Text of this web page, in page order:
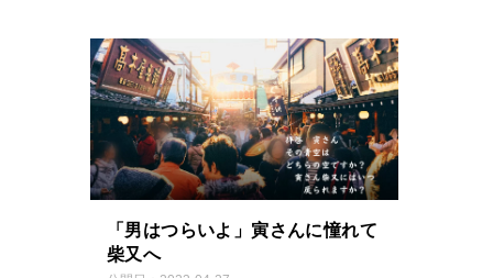
「男はつらいよ」寅さんに憧れて
柴又へ